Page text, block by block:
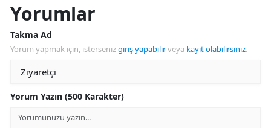
Yorumlar
Takma Ad
Yorum yapmak için, istersenizgiriş yapabilirveya kayıt olabilirsiniz.
Yorum Yazın (500 Karakter)